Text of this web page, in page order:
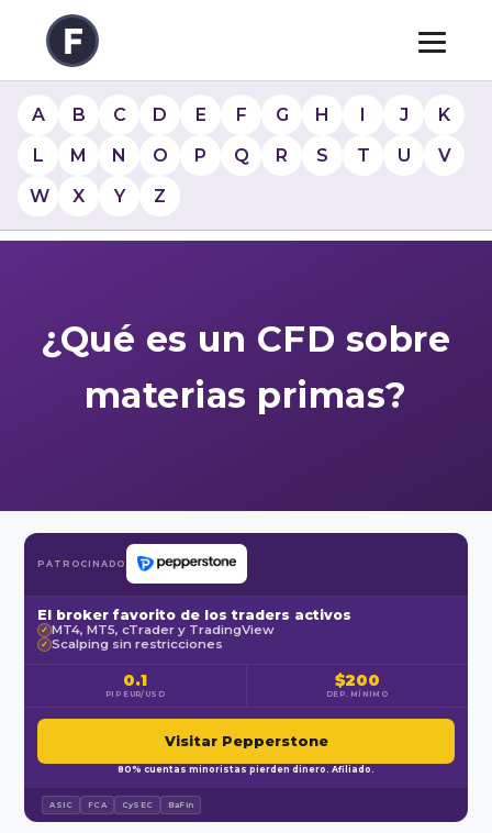
A B C D E F G H I J
K
L
M N O P Q R S T U
V
W
X Y Z
¿Qué es un CFD sobre
materias primas?
PATROCINADO
El broker favorito de los traders activos
✓ MT4, MT5, cTrader y TradingView
✓ Scalping sin restricciones
0.1
PIP EUR/USD
$200
DEP. MÍNIMO
Visitar Pepperstone
80% cuentas minoristas pierden dinero. Afiliado.
ASIC FCA CySEC BaFin